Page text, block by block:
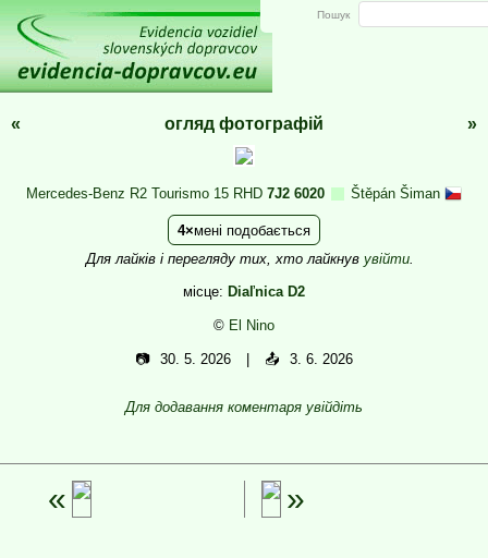
« огляд фотографій »
Mercedes-Benz R2 Tourismo 15 RHD 7J2 6020 Štěpán Šiman
4 мені подобається
Для лайків і перегляду тих, хто лайкнув увійти.
місце: Diaľnica D2
© El Nino
📷 30. 5. 2026 📤 3. 6. 2026
Для додавання коментаря увійдіть
Пошук